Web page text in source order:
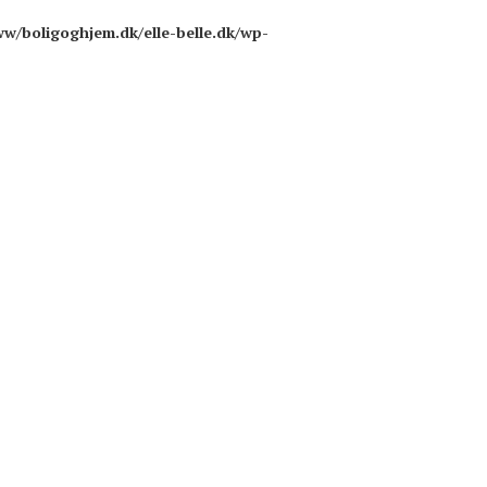
boligoghjem.dk/elle-belle.dk/wp-